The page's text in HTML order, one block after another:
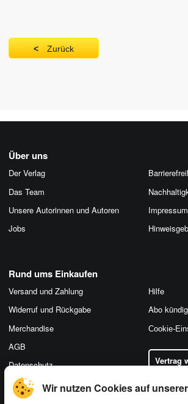
Wir nutzen Cookies auf
Zurück
Über uns
Der Verlag
Das Team
Unsere Autorinnen und Autoren
Jobs
Impressum
Rund ums Einkaufen
Versand und Zahlung
Widerruf und Rückgabe
Merchandise
AGB
Datenschutz
Hilfe
Abo
Cookie-
Vertrag